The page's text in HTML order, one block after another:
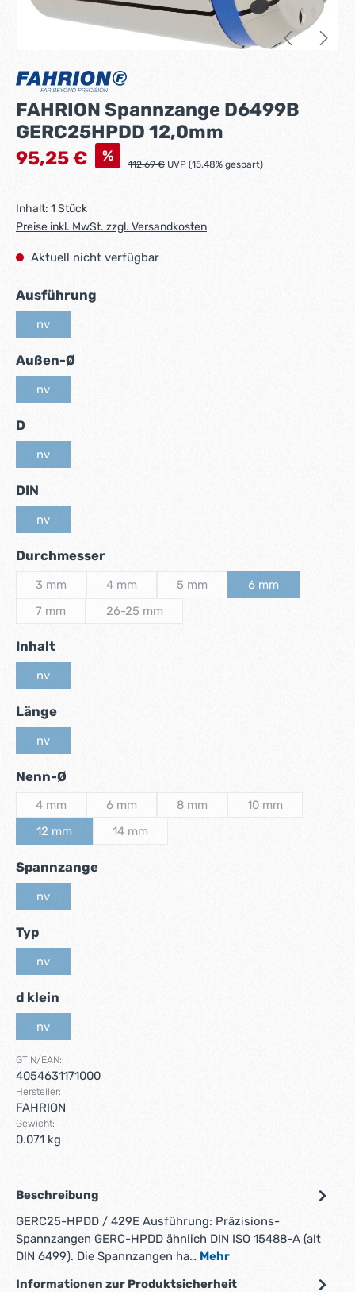
FAHRION Spannzange D6499B
GERC25HPDD 12,0mm
Verkaufspreis:
95,25 € % Regulärer Preis:
112,69 € UVP (15.48% gespart)
Inhalt: 1 Stück
Preise inkl. MwSt. zzgl. Versandkosten
Aktuell nicht verfügbar
Ausführung
nv
Außen-Ø
nv
Dauswählen
nv
DIN
nv
Durchmesserauswählen
3 mm 4 mm 5 mm 6 mm
7 mm 26-25 mm
Inhaltauswählen
nv
Längeauswählen
nv
Nenn-Ø
4 mm 6 mm 8 mm 10 mm
12 mm 14 mm
Spannzangeauswählen
nv
Typauswählen
nv
d klein
nv
GTIN/EAN:
4054631171000
Hersteller:
FAHRION
Gewicht:
0.071 kg
Beschreibung
GERC25-HPDD / 429E Ausführung: Präzisions-
Spannzangen GERC-HPDD ähnlich DIN ISO 15488-A (alt
DIN 6499). Die Spannzangen ha… Mehr
Informationen zur Produktsicherheit